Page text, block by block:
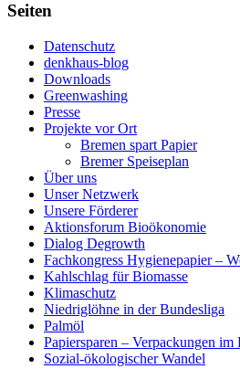
Seiten
Datenschutz
denkhaus-blog
Downloads
Greenwashing
Presse
Projekte vor Ort
Bremen spart Papier
Bremer Speiseplan
Über uns
Unser Netzwerk
Unsere Förderer
Aktionsforum Bioökonomie
Dialog Degrowth
Fachkongress Hygienepapier –
Kahlschlag für Biomasse
Klimaschutz
Niedriglöhne in der Bundesliga
Palmöl
Papiersparen – Verpackungen im
Sozial-ökologischer Wandel